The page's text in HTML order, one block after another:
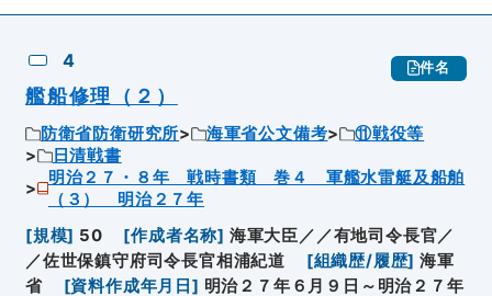
4 件名
艦船修理（２）
防衛省防衛研究所 海軍省公文備考
⑪戦役等
日清戦書
明治２７・８年 戦時書類 巻４ 軍艦水雷艇及船舶
（３） 明治２７年
[規模] 50 [作成者名称] 海軍大臣／／有地司令長官／
／佐世保鎮守府司令長官相浦紀道
[組織歴/履歴] 海軍
省
[資料作成年月日 ] 明治２７年６月９日～明治２７年